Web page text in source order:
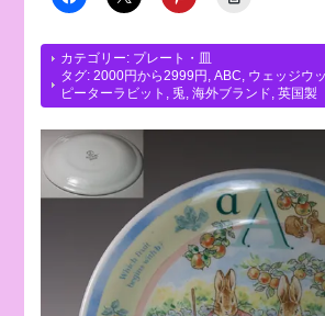
カテゴリー: プレート・皿
タグ:2000円から2999円 ,ABC, ウェッジウ
ピーターラビット , 兎,海外ブランド,英国製